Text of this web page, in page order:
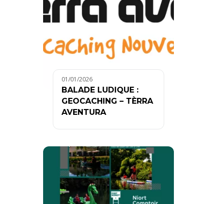
01/01/2026
BALADE LUDIQUE :
GEOCACHING – TÈRRA
AVENTURA